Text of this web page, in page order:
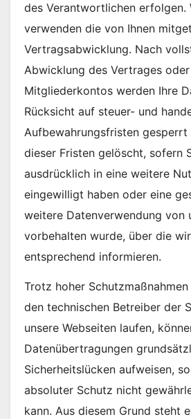
des Verantwortlichen erfolgen.
verwenden die von Ihnen
Vertragsabwicklung. Nach
Abwicklung des Vertrages
Mitgliederkontos werden Ihre
Rücksicht auf steuer- und
Aufbewahrungsfristen gesperrt
dieser Fristen gelöscht, sofern
ausdrücklich in eine weitere
eingewilligt haben oder eine
weitere Datenverwendung von
vorbehalten wurde, über die
entsprechend informieren.
Trotz hoher
den technischen Betreiber der
unsere Webseiten laufen,
Datenübertragungen
Sicherheitslücken aufweisen,
absoluter Schutz nicht
kann. Aus diesem Grund steht